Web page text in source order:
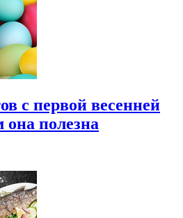
с первой весенней
она полезна